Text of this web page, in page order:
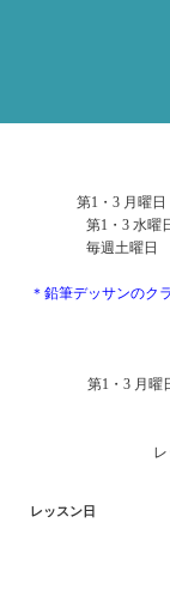
第1・3 月曜
第1・3 水
毎週土曜日
＊鉛筆デッサンの
第1・3 月
レッスン日